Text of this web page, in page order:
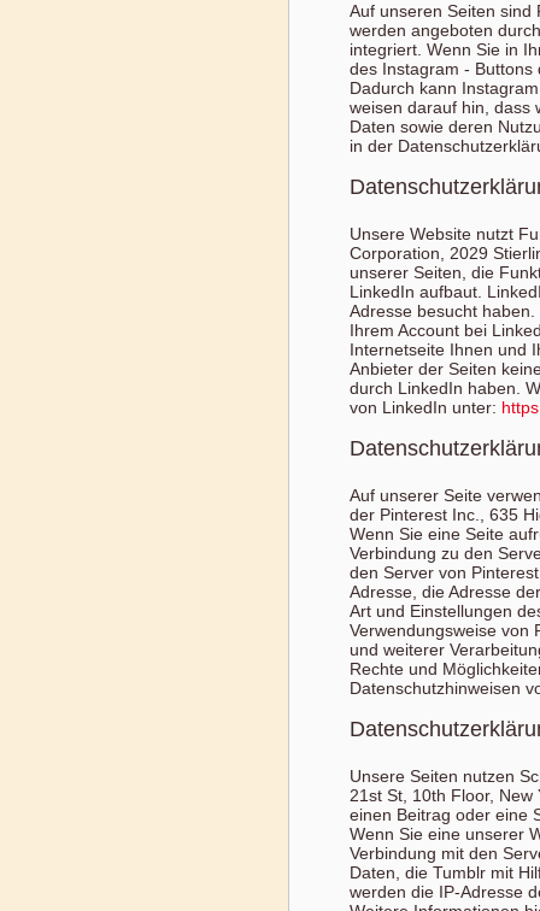
Auf unseren Seiten sind
werden angeboten
integriert. Wenn Sie in
des Instagram - Buttons
Dadurch kann
weisen darauf hin, dass
Daten sowie deren
in der
Unsere Website nutzt
Corporation, 2029
unserer Seiten, die
LinkedIn aufbaut.
Adresse besucht
Ihrem Account bei
Internetseite Ihnen und
Anbieter der Seiten
durch LinkedIn haben.
von LinkedIn unter:
Auf unserer Seite
der Pinterest Inc., 635
Wenn Sie eine Seite
Verbindung zu den
den Server von
Adresse, die Adresse
Art und Einstellungen
Verwendungsweise von
und weiterer
Rechte und
Datenschutzhinweisen
Unsere Seiten nutzen
21st St, 10th Floor,
einen Beitrag oder eine
Wenn Sie eine unserer
Verbindung mit den
Daten, die Tumblr mit
werden die IP-Adresse